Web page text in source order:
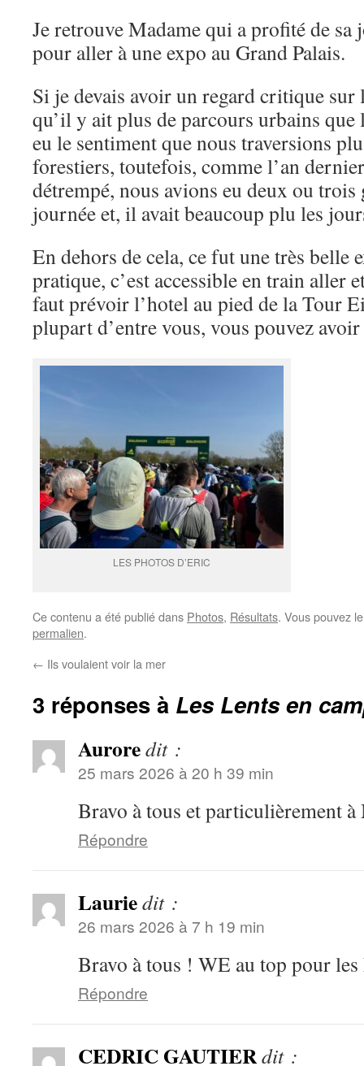
Je retrouve Madame qui a profité de sa
pour aller à une expo au Grand Palais.
Si je devais avoir un regard critique sur
qu’il y ait plus de parcours urbains que
eu le sentiment que nous traversions
forestiers, toutefois, comme l’an
détrempé, nous avions eu deux ou trois
journée et, il avait beaucoup plu les
En dehors de cela, ce fut une très belle
pratique, c’est accessible en train aller
faut prévoir l’hotel au pied de la Tour
plupart d’entre vous, vous pouvez
LES PHOTOS D’ERIC
Ce contenu a été publié dans Photos, Résultats. Vous pouvez
permalien.
← Ils voulaient voir la mer
3 réponses à Les Lents en
Auroredit :
25 mars 2026 à 20 h 39 min
Bravo à tous et particulièrement
Répondre
Lauriedit :
26 mars 2026 à 7 h 19 min
Bravo à tous ! WE au top pour
Répondre
CEDRIC GAUTIERdit :